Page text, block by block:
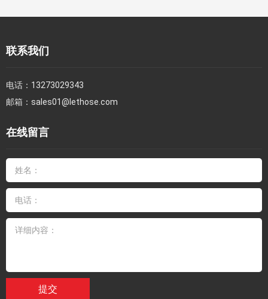
联系我们
电话： 13273029343
邮箱： sales01@lethose.com
在线留言
提交